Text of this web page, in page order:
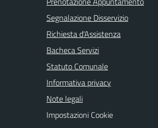
Segnalazione Disservizio
Richiesta d'Assistenza
Bacheca Servizi
Statuto Comunale
Informativa privacy
Note legali
Impostazioni Cookie